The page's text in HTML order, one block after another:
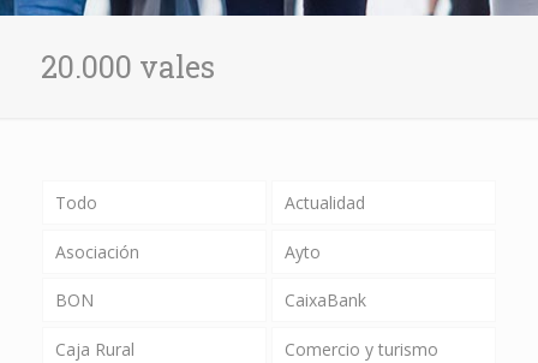
20.000 vales
Todo Actualidad
Asociación Ayto
BON CaixaBank
Caja Rural Comercio y turismo